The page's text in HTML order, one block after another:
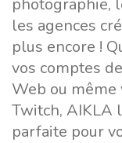
photographie,
les agences
plus encore !
vos comptes
Web ou même
Twitch, AIKLA
parfaite pour